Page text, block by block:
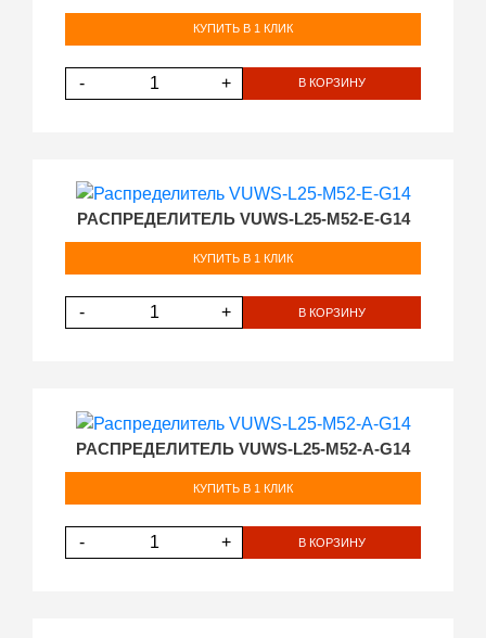
КУПИТЬ В 1 КЛИК
- + В КОРЗИНУ
РАСПРЕДЕЛИТЕЛЬ VUWS-L25-M52-E-G14
КУПИТЬ В 1 КЛИК
- + В КОРЗИНУ
РАСПРЕДЕЛИТЕЛЬ VUWS-L25-M52-A-G14
КУПИТЬ В 1 КЛИК
- + В КОРЗИНУ